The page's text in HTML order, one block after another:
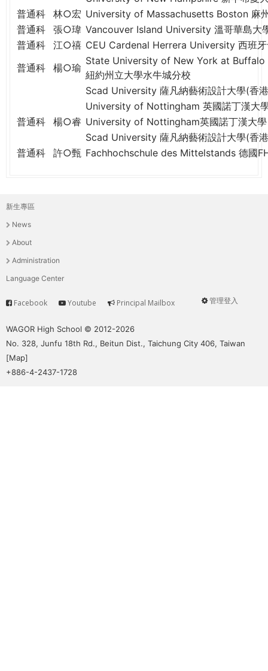
普通科
林○宏 University of Massachusetts Boston 麻
普通科
張○瑋 Vancouver Island University 溫哥華島大
普通科
江○禧 CEU Cardenal Herrera University 西班
普通科
楊○瑜
State University of New York at Buffalo
紐約州立大學水牛城分校
Scad University 薩凡納藝術設計大學(香
University of Nottingham 英國諾丁漢大
普通科
楊○睿 University of Nottingham英國諾丁漢大學
Scad University 薩凡納藝術設計大學(香
普通科
許○甄 Fachhochschule des Mittelstands 德國
主
選
單
新生專區
News
About
Administration
Language Center
User
管理登入
Service
Facebook Youtube Principal Mailbox
WAGOR High School © 2012-2026
No. 328, Junfu 18th Rd., Beitun Dist., Taichung City 406, Taiwan
[Map]
+886-4-2437-1728